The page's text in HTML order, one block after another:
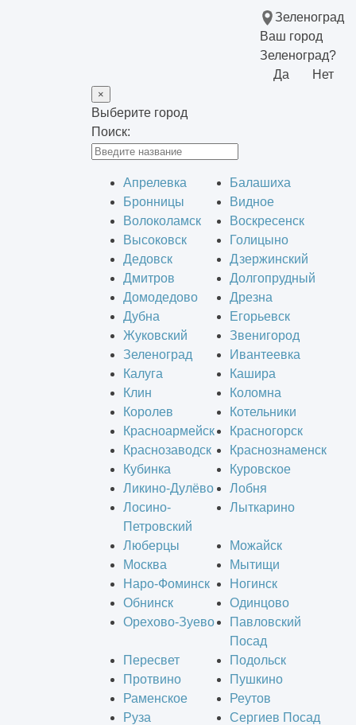
Зеленоград
Ваш город
Зеленоград?
Да
Нет
×
Выберите город
Поиск:
Апрелевка
Балашиха
Бронницы
Видное
Волоколамск
Воскресенск
Высоковск
Голицыно
Дедовск
Дзержинский
Дмитров
Долгопрудный
Домодедово
Дрезна
Дубна
Егорьевск
Жуковский
Звенигород
Зеленоград
Ивантеевка
Калуга
Кашира
Клин
Коломна
Королев
Котельники
Красноармейск
Красногорск
Краснозаводск
Краснознаменск
Кубинка
Куровское
Ликино-Дулёво
Лобня
Лосино-
Петровский
Лыткарино
Люберцы
Можайск
Москва
Мытищи
Наро-Фоминск
Ногинск
Обнинск
Одинцово
Орехово-Зуево
Павловский
Посад
Пересвет
Подольск
Протвино
Пушкино
Раменское
Реутов
Руза
Сергиев Посад